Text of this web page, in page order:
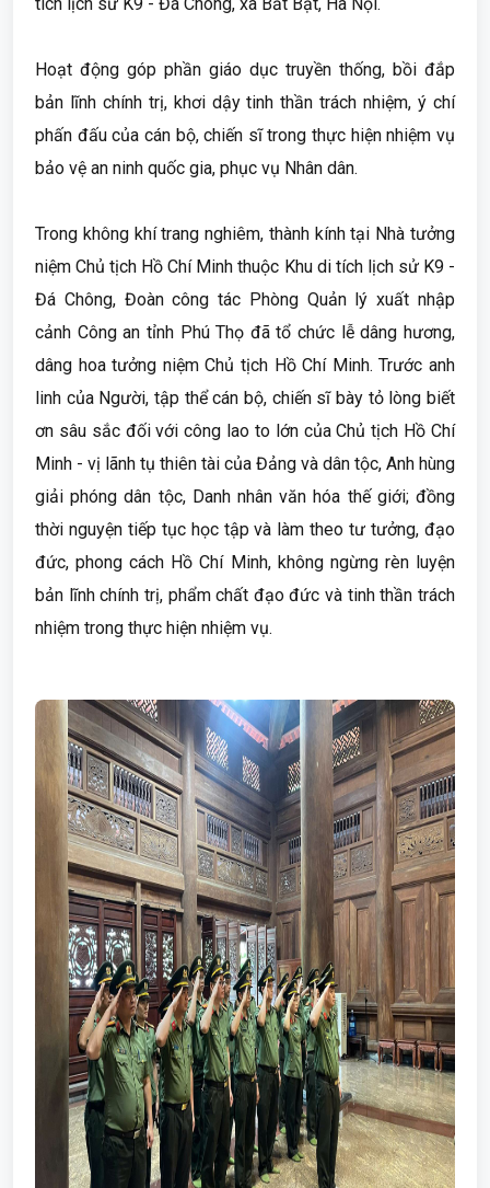
Hoạt động góp phần giáo dục truyền thống, bồi đắp
bản lĩnh chính trị, khơi dậy tinh thần trách nhiệm, ý chí
phấn đấu của cán bộ, chiến sĩ trong thực hiện nhiệm vụ
bảo vệ an ninh quốc gia, phục vụ Nhân dân.
Trong không khí trang nghiêm, thành kính tại Nhà tưởng
niệm Chủ tịch Hồ Chí Minh thuộc Khu di tích lịch sử K9 -
Đá Chông, Đoàn công tác Phòng Quản lý xuất nhập
cảnh Công an tỉnh Phú Thọ đã tổ chức lễ dâng hương,
dâng hoa tưởng niệm Chủ tịch Hồ Chí Minh. Trước anh
linh của Người, tập thể cán bộ, chiến sĩ bày tỏ lòng biết
ơn sâu sắc đối với công lao to lớn của Chủ tịch Hồ Chí
Minh - vị lãnh tụ thiên tài của Đảng và dân tộc, Anh hùng
giải phóng dân tộc, Danh nhân văn hóa thế giới; đồng
thời nguyện tiếp tục học tập và làm theo tư tưởng, đạo
đức, phong cách Hồ Chí Minh, không ngừng rèn luyện
bản lĩnh chính trị, phẩm chất đạo đức và tinh thần trách
nhiệm trong thực hiện nhiệm vụ.